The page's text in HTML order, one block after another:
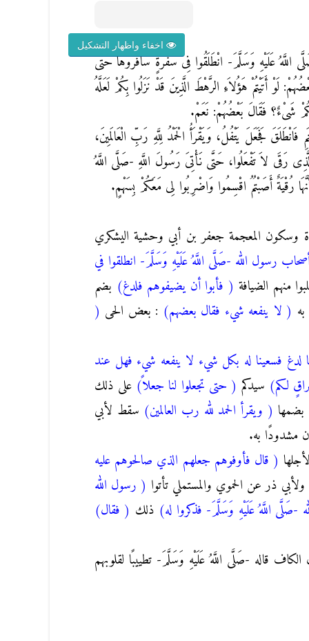
اخفاء واظهار التشكيل
عَلَيْهِ وَسَلَّمَ- انْطَلَقُوا فِى سَفْرَةٍ سَافَرُوهَا حَتَّى
أَتَيْتُمْ هَؤُلاَءِ الرَّهْطَ الَّذِينَ قَدْ نَزَلُوا بِكُمْ لَعَلَّهُ
شَىْءٌ؟ فَقَالَ بَعْضُهُمْ: نَعَمْ.
فَجَعَلَ يَتْفُلُ، وَيَقْرَأُ الْحَمْدُ لِلَّهِ رَبِّ الْعَالَمِينَ،
رَقَى لاَ تَفْعَلُوا، حَتَّى نَأْتِىَ رَسُولَ اللَّهِ -صَلَّى اللَّهُ
رُقْيَةٌ أَصَبْتُمُ اقْسِمُوا وَاضْرِبُوا لِى مَعَكُمْ بِسَهْمٍ.
وسكون المعجمة جعفر بن أبي وحشية اليشكري
رسول الله -صَلَّى اللَّهُ عَلَيْهِ وَسَلَّمَ- انطلقوا في
منهم الضيافة ( فأبوا أن يضيفوهم فلدغ) بضم
( لا ينفعه شيء فقال بعضهم) : بعض الحى (
لدغ فسعينا له بكل شيء لا ينفعه شيء فهل عند
لكم) سيدكم ( حتى تجعلوا لنا جعلاً) على ذلك
بضمها ( ويقرأ الحمد لله رب العالمين) سقط لأبي
مشدودًا به.
( قال فأوفوهم جعلهم الذي صالحوهم عليه
ولأبي ذر عن الحموي والمستملي تأتوا ( رسول الله
-صَلَّى اللَّهُ عَلَيْهِ وَسَلَّمَ- فذكروا له) ذلك ( فقال)
قاله -صَلَّى اللَّهُ عَلَيْهِ وَسَلَّمَ- تطييبًا لقلوبهم